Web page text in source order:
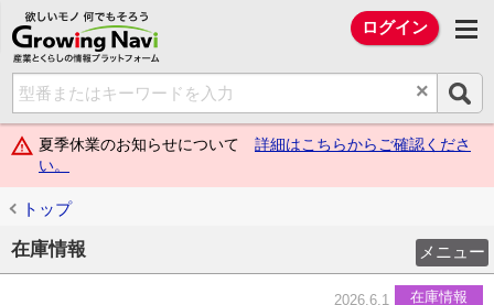
欲しいモノ 何でもそろう Growing Navi（
ログイン
×
夏季休業のお知らせについて 詳細はこちらからご確認くださ
い。
トップ
在庫情報 メニュー
2026.6.1 在庫情報